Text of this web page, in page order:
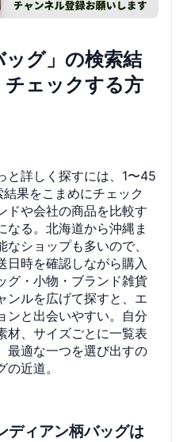
ッグ」の検索結
ェックする方
と詳しく探すには、1〜45
果をこまめにチェック
ドや会社の商品を比較す
なる。北海道から沖縄ま
ショップも多いので、
日時を確認しながら購入
グ・小物・ブランド雑貨
ンルを広げて探すと、エ
ンと出会いやすい。自分
材、サイズごとに一覧表
最適な一つを選び出すの
近道。
ディアン柄バッグは